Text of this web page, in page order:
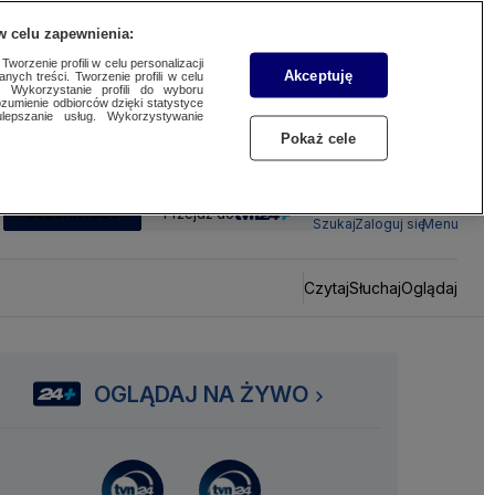
SUBSKRYBUJ Przejdź do
SzukajZaloguj sięMenu
CzytajSłuchajOglądaj
OGLĄDAJ NA ŻYWO
celu zapewnienia:
profili w celu personalizacji
treści. Tworzenie profili w celu
Wykorzystanie profili do wyboru
odbiorców dzięki statystyce
usług. Wykorzystywanie
Akceptuję
Pokaż cele